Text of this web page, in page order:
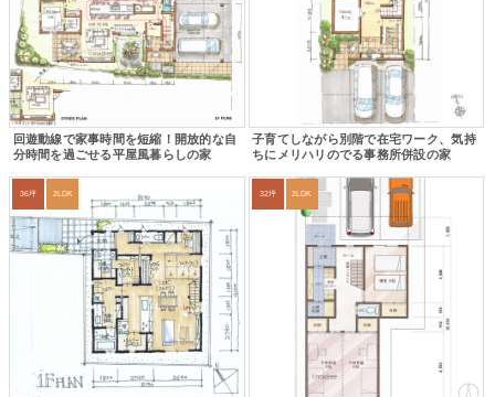
回遊動線で家事時間を短縮！開放的な自
分時間を過ごせる平屋風暮らしの家
子育てしながら別階で在宅ワーク、気持
ちにメリハリのでる事務所併設の家
36坪 2LDK 32坪 2LDK